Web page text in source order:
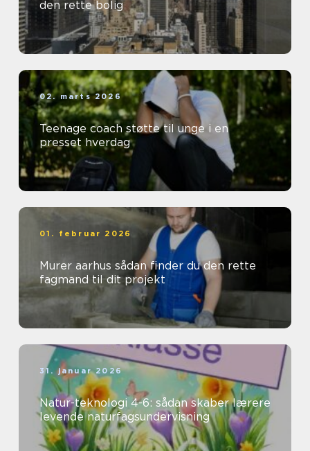
den rette bolig
02. marts 2026
Teenage coach støtte til unge i en
presset hverdag
01. februar 2026
Murer aarhus sådan finder du den rette
fagmand til dit projekt
31. januar 2026
Natur-teknologi 4-6: sådan skaber lærere
levende naturfagsundervisning